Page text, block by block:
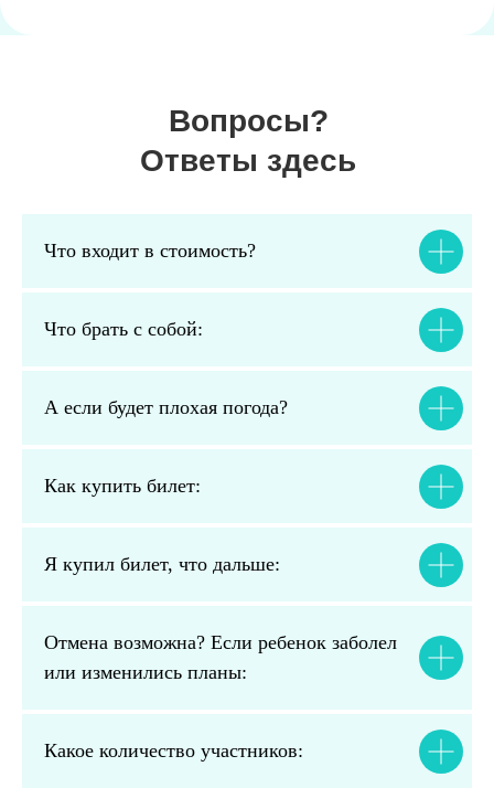
Вопросы?
Ответы здесь
Что входит в стоимость?
Что брать с собой:
А если будет плохая погода?
Как купить билет:
Я купил билет, что дальше:
Отмена возможна? Если ребенок заболел
или изменились планы:
Какое количество участников: